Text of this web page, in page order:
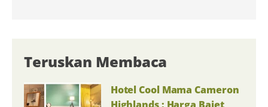
Teruskan Membaca
Hotel Cool Mama Cameron